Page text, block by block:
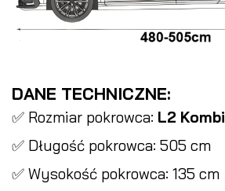
DANE TECHNICZNE:
✅ Rozmiar pokrowca: L2 Kombi
✅ Długość pokrowca: 505 cm
✅ Wysokość pokrowca: 135 cm